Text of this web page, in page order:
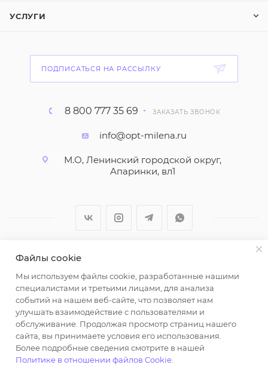
УСЛУГИ
ПОДПИСАТЬСЯ НА РАССЫЛКУ
8 800 777 35 69 ЗАКАЗАТЬ ЗВОНОК
info@opt-milena.ru
М.О, Ленинский городской округ,
Апаринки, вл1
2026 © ООО "Вайт Текстиль групп"
Любая информация на сайте носит справочный
характер и не является публичной офертой
определяемой положениями пункта 2 статьи 437
Гражданского кодекса Российской Федерации.
Использование любых материалов, опубликованных
на https://opt-milena.ru, допустимо только при
наличии письменного разрешения редакции и
Файлы cookie
Мы используем файлы cookie, разработанные нашими
специалистами и третьими лицами, для анализа
событий на нашем веб-сайте, что позволяет нам
улучшать взаимодействие с пользователями и
обслуживание. Продолжая просмотр страниц нашего
сайта, вы принимаете условия его использования.
Более подробные сведения смотрите в нашей
Политике в отношении файлов Cookie